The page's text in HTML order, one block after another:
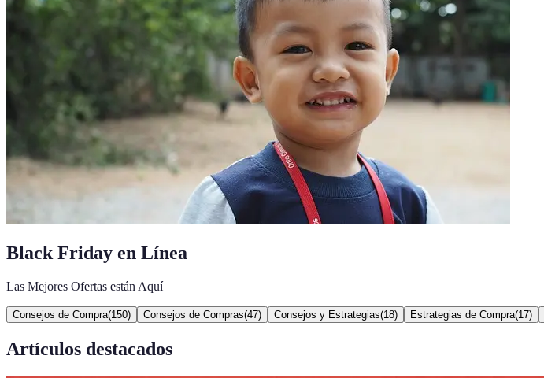
Black Friday en Línea
Las Mejores Ofertas están Aquí
Consejos de Compra(150) Consejos de Compras(47) Consejos y Estrategias(18) Estrategias de Compra(17)
Artículos destacados